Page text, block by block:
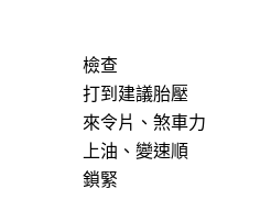
檢查
打到建議胎壓
來令片、煞車力
上油、變速順
鎖緊